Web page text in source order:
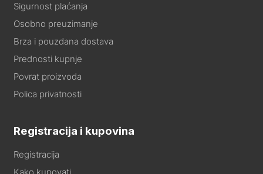
Sigurnost plaćanja
Osobno preuzimanje
Brza i pouzdana dostava
Prednosti kupnje
Povrat proizvoda
Polica privatnosti
Registracija i kupovina
Registracija